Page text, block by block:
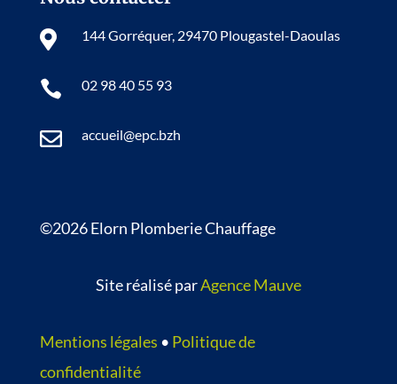

144 Gorréquer, 29470 Plougastel-Daoulas
 02 98 40 55 93
 accueil@epc.bzh
©2026 Elorn Plomberie Chauffage
Site réalisé parAgence Mauve
Mentions légales • Politique de
confidentialité